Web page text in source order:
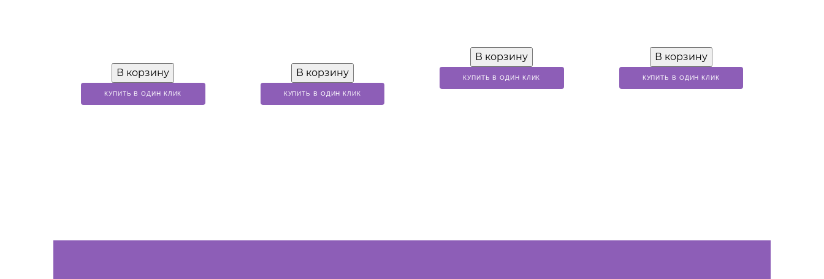
В корзину
КУПИТЬ В ОДИН КЛИК
В корзину
КУПИТЬ В ОДИН КЛИК
В корзину
КУПИТЬ В ОДИН КЛИК
В корзину
КУПИТЬ В ОДИН КЛИК